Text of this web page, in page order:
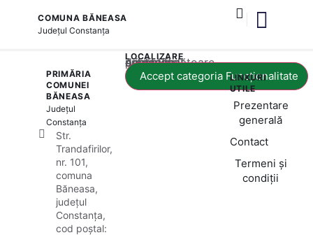
COMUNA BĂNEASA
JudețulConstanța
PRIMĂRIA
COMUNEI
BĂNEASA
Județul
Constanța
Str.
Trandafirilor,
nr. 101,
comuna
Băneasa,
județul
Constanța,
cod poștal:
LOCALIZARE
Acest conținut este blocat până când acceptați categoria corespunzătoare de cookie-uri.
Accept categoria Funcționalitate
LINKURI
UTILE
Prezentare
generală
Contact
Termeni și
condiții